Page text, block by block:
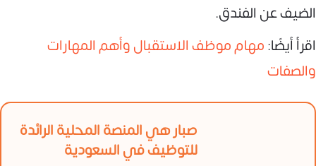
الضيف عن الفندق.
اقرأ أيضًا:مهام موظف الاستقبال وأهم المهارات
والصفات
صبار هي المنصة المحلية الرائدة
للتوظيف في السعودية